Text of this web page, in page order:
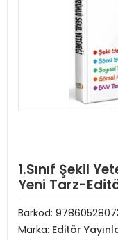
1.Sınıf Şekil
Yeni Tarz-
Barkod:
Marka: Editör